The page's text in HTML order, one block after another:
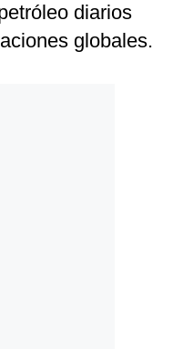
diarios
globales.